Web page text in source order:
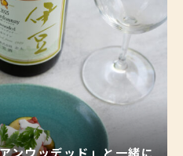
ンウッデッド」と一緒に